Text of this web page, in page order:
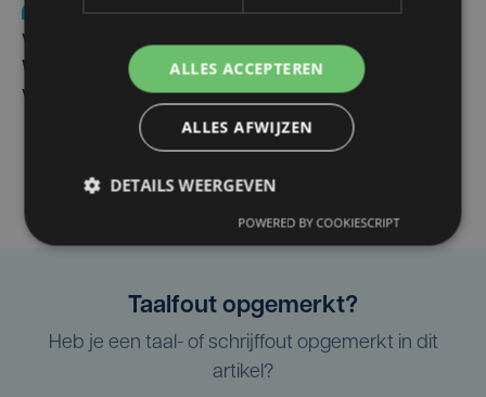
Nieuws
wo 5 augustus | 11:57
Vier Oostendse gynaecologen versterken dienst in AZ
West, dat ook een nieuwe voltijdse gynaecoloog
verwelkomt
Taalfout opgemerkt?
Heb je een taal- of schrijffout opgemerkt in dit
artikel?
ALLES ACCEPTEREN
ALLES AFWIJZEN
DETAILS WEERGEVEN
POWERED BY COOKIESCRIPT